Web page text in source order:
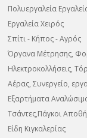
Πολυεργαλεία
Εργαλεία Χειρός
Σπίτι - Κήπος - Αγρός
Όργανα Μέτρησης,
Ηλεκτροκολλήσεις,
Αέρας, Συνεργείο,
Εξαρτήματα
Τσάντες,Πάγκοι
Είδη Κιγκαλερίας